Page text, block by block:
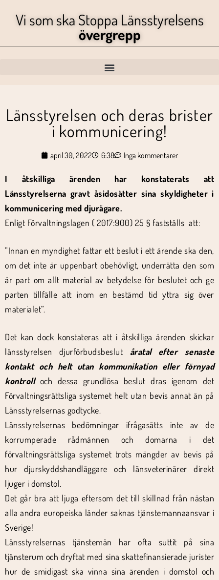
Vi som ska Stoppa Länsstyrelsens
övergrepp
Länsstyrelsen och deras brister
i kommunicering!
april 30, 2022 6:38 Inga kommentarer
I åtskilliga ärenden har konstaterats att
Länsstyrelserna gravt åsidosätter sina skyldigheter i
kommunicering med djurägare.
Enligt Förvaltningslagen ( 2017:900) 25 § fastställs att:
”Innan en myndighet fattar ett beslut i ett ärende ska den,
om det inte är uppenbart obehövligt, underrätta den som
är part om allt material av betydelse för beslutet och ge
parten tillfälle att inom en bestämd tid yttra sig över
materialet”.
Det kan dock konstateras att i åtskilliga ärenden skickar
länsstyrelsen djurförbudsbeslut åratal efter senaste
kontakt och helt utan kommunikation eller förnyad
kontroll och dessa grundlösa beslut dras igenom det
Förvaltningsrättsliga systemet helt utan bevis annat än på
Länsstyrelsernas godtycke.
Länsstyrelsernas bedömningar ifrågasätts inte av de
korrumperade rådmännen och domarna i det
förvaltningsrättsliga systemet trots mängder av bevis på
hur djurskyddshandläggare och länsveterinärer direkt
ljuger i domstol.
Det går bra att ljuga eftersom det till skillnad från nästan
alla andra europeiska länder saknas tjänstemannaansvar i
Sverige!
Länsstyrelsernas tjänstemän har ofta suttit på sina
tjänsterum och dryftat med sina skattefinansierade jurister
hur de smidigast ska vinna sina ärenden i domstol och